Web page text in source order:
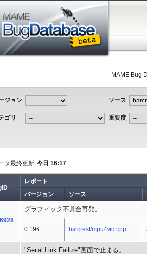
MAME Bug
ジョン ソース
ゴリ 重要度
タ最終更新: 今日 16:17
レポート
バージョン
ソース
グラフィック不具合再発。
0.196 barcrest/mpu4vid.cpp
"Serial Link Failure"画面で止まる。